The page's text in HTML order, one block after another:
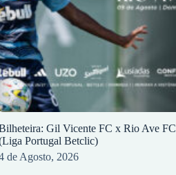
Gil Vicente FC x Rio Ave FC
Portugal Betclic)
de Agosto, 2026